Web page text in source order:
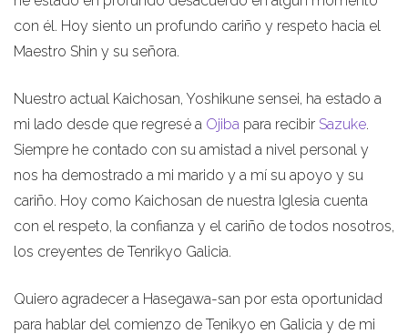
con él. Hoy siento un profundo cariño y respeto hacia el
Maestro Shin y su señora.
Nuestro actual Kaichosan, Yoshikune sensei, ha estado a
mi lado desde que regresé a Ojiba para recibir Sazuke.
Siempre he contado con su amistad a nivel personal y
nos ha demostrado a mi marido y a mí su apoyo y su
cariño. Hoy como Kaichosan de nuestra Iglesia cuenta
con el respeto, la confianza y el cariño de todos nosotros,
los creyentes de Tenrikyo Galicia.
Quiero agradecer a Hasegawa-san por esta oportunidad
para hablar del comienzo de Tenikyo en Galicia y de mi